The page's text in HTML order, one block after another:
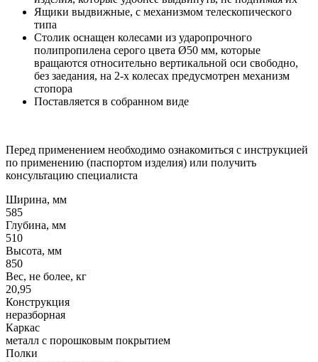
Ящики выдвижные, с механизмом телескопического
типа
Столик оснащен колесами из ударопрочного
полипропилена серого цвета Ø50 мм, которые
вращаются относительно вертикальной оси свободно,
без заедания, на 2-х колесах предусмотрен механизм
стопора
Поставляется в собранном виде
Перед применением необходимо ознакомиться с инструкцией
по применению (паспортом изделия) или получить
консультацию специалиста
Ширина, мм
585
Глубина, мм
510
Высота, мм
850
Вес, не более, кг
20,95
Конструкция
неразборная
Каркас
металл с порошковым покрытием
Полки